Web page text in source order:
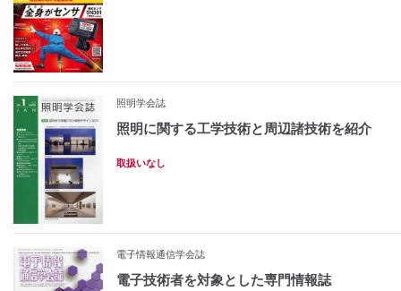
照明学会誌
照明に関する工学技術と周辺諸技術を紹介
取扱いなし
電子情報通信学会誌
電子技術者を対象とした専門情報誌